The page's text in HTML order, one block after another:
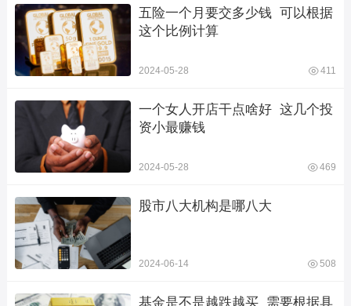
五险一个月要交多少钱  可以根据
这个比例计算
2024-05-28 411
一个女人开店干点啥好  这几个投
资小最赚钱
2024-05-28 469
股市八大机构是哪八大
2024-06-14 508
基金是不是越跌越买  需要根据具